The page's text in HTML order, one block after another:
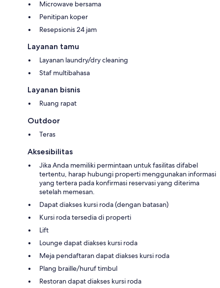
Microwave bersama
Penitipan koper
Resepsionis 24 jam
Layanan tamu
Layanan laundry/dry cleaning
Staf multibahasa
Layanan bisnis
Ruang rapat
Outdoor
Teras
Aksesibilitas
Jika Anda memiliki permintaan untuk fasilitas difabel
tertentu, harap hubungi properti menggunakan informasi
yang tertera pada konfirmasi reservasi yang diterima
setelah memesan.
Dapat diakses kursi roda (dengan batasan)
Kursi roda tersedia di properti
Lift
Lounge dapat diakses kursi roda
Meja pendaftaran dapat diakses kursi roda
Plang braille/huruf timbul
Restoran dapat diakses kursi roda